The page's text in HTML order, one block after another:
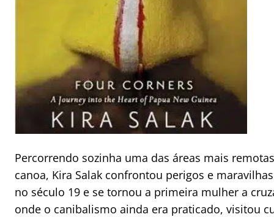
Percorrendo sozinha uma das áreas mais
canoa, Kira Salak confrontou perigos e
no século 19 e se tornou a primeira mulher a
onde o canibalismo ainda era praticado, visitou